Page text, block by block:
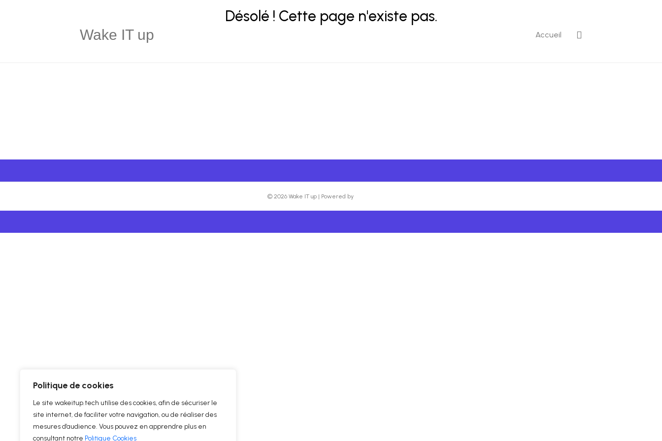
Politique de cookies
Le site wakeitup.tech utilise des cookies, afin de sécuriser le
site internet, de faciliter votre navigation, ou de réaliser des
mesures d’audience. Vous pouvez en apprendre plus en
consultant notre Politique Cookies
Wake IT up Accueil
Désolé ! Cette page n'existe pas.
© 2026 Wake IT up | Powered by